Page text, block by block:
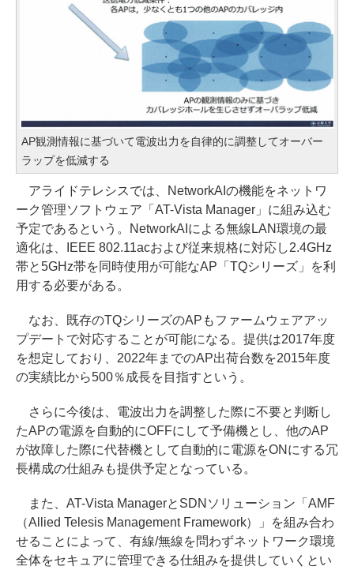
AP観測情報に基づいて電波出力を自律的に調整してオーバー
ラップを低減する
アライドテレシスでは、NetworkAIの機能をネットワ
ーク管理ソフトウェア「AT-Vista Manager」に組み込む
予定であるという。NetworkAIによる無線LAN環境の最
適化は、IEEE 802.11acおよび従来規格に対応し2.4GHz
帯と5GHz帯を同時使用が可能なAP「TQシリーズ」を利
用する必要がある。
なお、既存のTQシリーズのAPもファームウェアアッ
プデートで対応することが可能になる。提供は2017年度
を想定しており、2022年までのAP出荷台数を2015年度
の実績比から500％成長を目指すという。
さらに今後は、電波出力を調整した際に不要と判断し
たAPの電源を自動的にOFFにして予備機とし、他のAP
が故障した際に代替機として自動的に電源をONにする冗
長構成の仕組みも提供予定となっている。
また、AT-Vista ManagerとSDNソリューション「AMF
（Allied Telesis Management Framework）」を組み合わ
せることによって、有線/無線を問わずネットワーク環境
全体をセキュアに管理できる仕組みを提供していくとい